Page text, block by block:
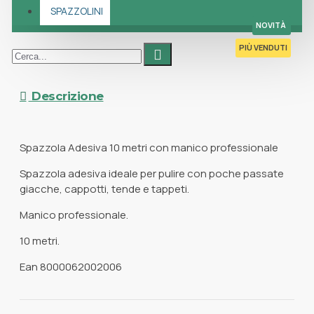
SPAZZOLINI
NOVITÀ
PIÙ VENDUTI
Descrizione
Spazzola Adesiva 10 metri con manico professionale
Spazzola adesiva ideale per pulire con poche passate
giacche, cappotti, tende e tappeti.
Manico professionale.
10 metri.
Ean 8000062002006